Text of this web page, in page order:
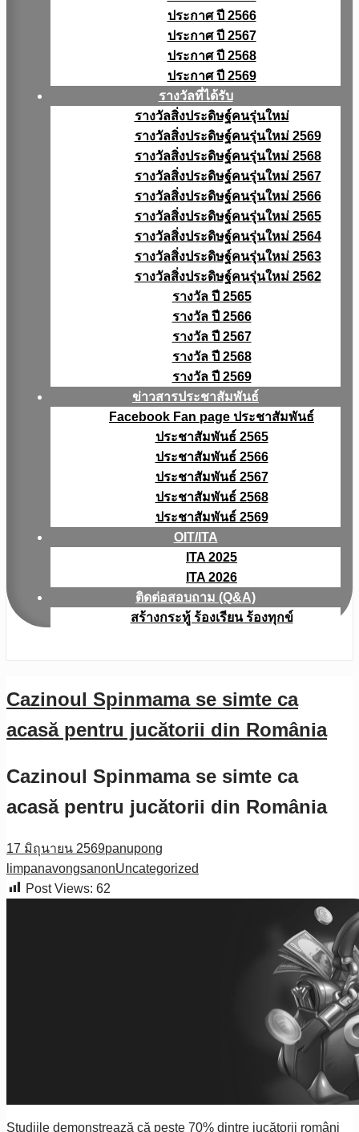
ประกาศ ปี 2566
ประกาศ ปี 2567
ประกาศ ปี 2568
ประกาศ ปี 2569
รางวัลที่ได้รับ
รางวัลสิ่งประดิษฐ์คนรุ่นใหม่
รางวัลสิ่งประดิษฐ์คนรุ่นใหม่ 2569
รางวัลสิ่งประดิษฐ์คนรุ่นใหม่ 2568
รางวัลสิ่งประดิษฐ์คนรุ่นใหม่ 2567
รางวัลสิ่งประดิษฐ์คนรุ่นใหม่ 2566
รางวัลสิ่งประดิษฐ์คนรุ่นใหม่ 2565
รางวัลสิ่งประดิษฐ์คนรุ่นใหม่ 2564
รางวัลสิ่งประดิษฐ์คนรุ่นใหม่ 2563
รางวัลสิ่งประดิษฐ์คนรุ่นใหม่ 2562
รางวัล ปี 2565
รางวัล ปี 2566
รางวัล ปี 2567
รางวัล ปี 2568
รางวัล ปี 2569
ข่าวสารประชาสัมพันธ์
Facebook Fan page ประชาสัมพันธ์
ประชาสัมพันธ์ 2565
ประชาสัมพันธ์ 2566
ประชาสัมพันธ์ 2567
ประชาสัมพันธ์ 2568
ประชาสัมพันธ์ 2569
OIT/ITA
ITA 2025
ITA 2026
ติดต่อสอบถาม (Q&A)
สร้างกระทู้ ร้องเรียน ร้องทุกข์
Cazinoul Spinmama se simte ca
acasă pentru jucătorii din România
Cazinoul Spinmama se simte ca
acasă pentru jucătorii din România
17 มิถุนายน 2569panupong
limpanavongsanonUncategorized
Post Views: 62
Studiile demonstrează că peste 70% dintre jucătorii români